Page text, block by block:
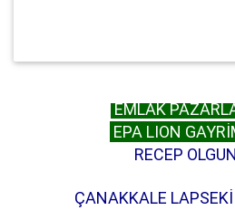
EMLAK
EPA LION
RECEP
ÇANAKKALE